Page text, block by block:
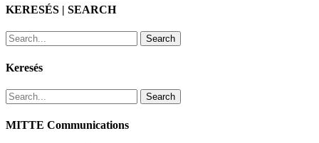
KERESÉS | SEARCH
Search
Keresés
Search
MITTE Communications